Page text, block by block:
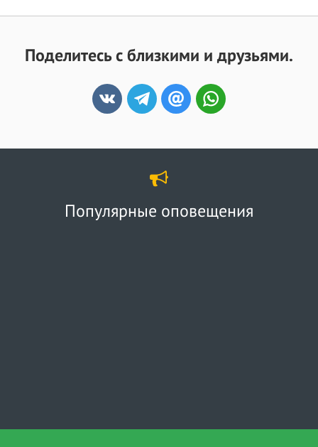
Поделитесь с близкими и друзьями.
Популярные оповещения